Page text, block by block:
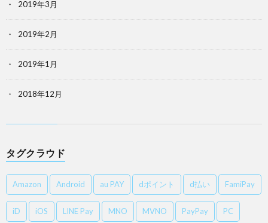
2019年3月
2019年2月
2019年1月
2018年12月
タグクラウド
Amazon Android au PAY dポイント d払い FamiPay
iD iOS LINE Pay MNO MVNO PayPay PC